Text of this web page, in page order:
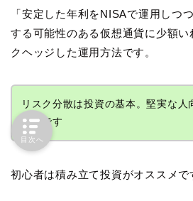
「安定した年利をNISAで運用しつ
する可能性のある仮想通貨に少額い
クヘッジした運用方法です。
リスク分散は投資の基本。堅実な人
方法です
初心者は積み立て投資がオススメで
ポ
目次へ